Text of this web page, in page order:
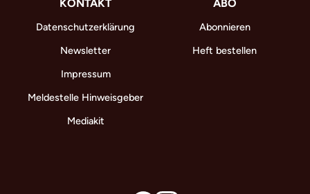
KONTAKT
Datenschutzerklärung
Newsletter
Impressum
Meldestelle Hinweisgeber
Mediakit
ABO
Abonnieren
Heft bestellen